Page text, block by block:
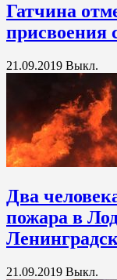
Гатчина
присвоения
21.09.2019 Выкл.
Два
пожара в
21.09.2019 Выкл.